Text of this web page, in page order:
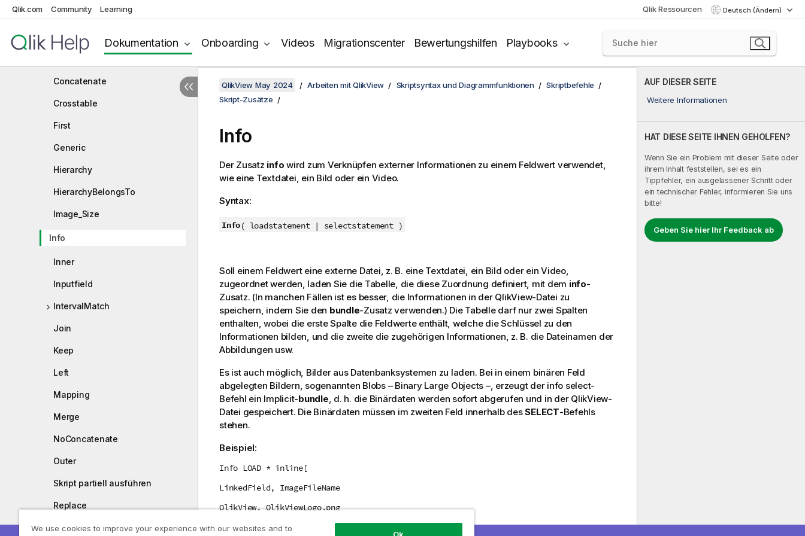
Qlik.com Community Learning Qlik Ressourcen Deutsch (Ändern)
Dokumentation Onboarding Videos Migrationscenter Bewertungshilfen Playbooks
Add
Buffer
Concatenate
Crosstable
First
Generic
Hierarchy
HierarchyBelongsTo
Image_Size
Info
Inner
Inputfield
IntervalMatch
Join
Keep
Left
Mapping
Merge
NoConcatenate
Outer
Skript partiell ausführen
Replace
Right
AUF DIESER SEITE
Weitere Informationen
HAT DIESE SEITE IHNEN GEHOLFEN?
Wenn Sie ein Problem mit dieser Seite oder
ihrem Inhalt feststellen, sei es ein
Tippfehler, ein ausgelassener Schritt oder
ein technischer Fehler, informieren Sie uns
bitte!
Geben Sie hier Ihr Feedback ab
QlikView May 2024 Arbeiten mit QlikView Skriptsyntax und Diagrammfunktionen
Skriptbefehle
Skript-Zusätze
Info
Der Zusatz info wird zum Verknüpfen externer Informationen zu einem Feldwert verwendet,
wie eine Textdatei, ein Bild oder ein Video.
Syntax:
Info( loadstatement | selectstatement )
Soll einem Feldwert eine externe Datei, z. B. eine Textdatei, ein Bild oder ein Video,
zugeordnet werden, laden Sie die Tabelle, die diese Zuordnung definiert, mit dem info-
Zusatz. (In manchen Fällen ist es besser, die Informationen in der QlikView-Datei zu
speichern, indem Sie den bundle-Zusatz verwenden.) Die Tabelle darf nur zwei Spalten
enthalten, wobei die erste Spalte die Feldwerte enthält, welche die Schlüssel zu den
Informationen bilden, und die zweite die zugehörigen Informationen, z. B. die Dateinamen der
Abbildungen usw.
Es ist auch möglich, Bilder aus Datenbanksystemen zu laden. Bei in einem binären Feld
abgelegten Bildern, sogenannten Blobs – Binary Large Objects –, erzeugt der info select-
Befehl ein Implicit-bundle , d. h. die Binärdaten werden sofort abgerufen und in der QlikView-
Datei gespeichert. Die Binärdaten müssen im zweiten Feld innerhalb desSELECT-Befehls
stehen.
Beispiel:
Info LOAD * inline[
LinkedField, ImageFileName
QlikView, QlikViewLogo.png
];
We use cookies to improve your experience with our websites and to